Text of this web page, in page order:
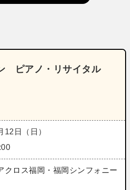
ピアノ・リサイタル
12日（日）
クロス福岡・福岡シンフォニー